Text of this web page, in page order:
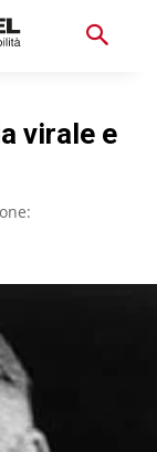
virale e